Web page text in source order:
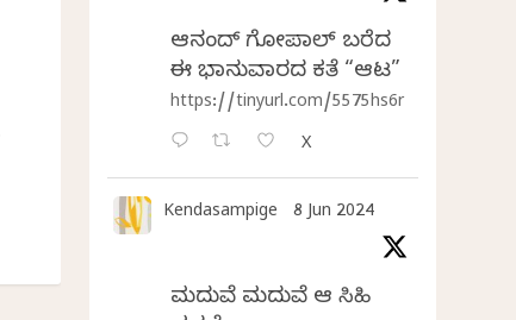
ಆನಂದ್‌ ಗೋಪಾಲ್‌ ಬರೆದ
ಈ ಭಾನುವಾರದ ಕತೆ “ಆಟ”
https://tinyurl.com/5575hs6r
X
Kendasampige 8 Jun 2024
ಮದುವೆ ಮದುವೆ ಆ ಸಿಹಿ